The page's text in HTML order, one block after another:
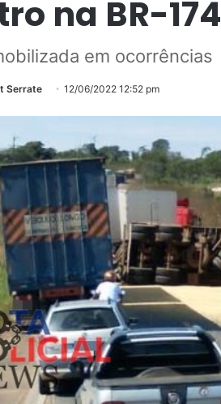
na BR-174
em ocorrências
Serrate 12/06/2022 12:52 pm